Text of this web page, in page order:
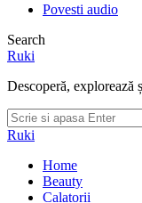
Povesti audio
Search
Ruki
Descoperă, explorează
Cauta
dupa:
Ruki
Home
Beauty
Calatorii